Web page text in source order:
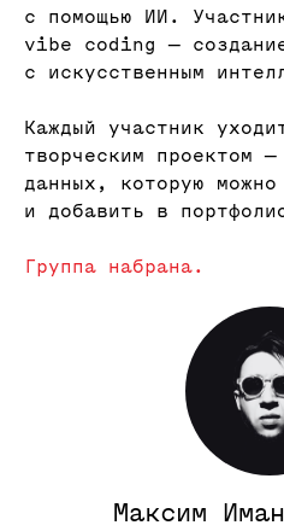
с помощью ИИ.
vibe coding —
с искусственным
Каждый участник
творческим проектом —
данных, которую можно
и добавить в
Группа набрана.
Максим